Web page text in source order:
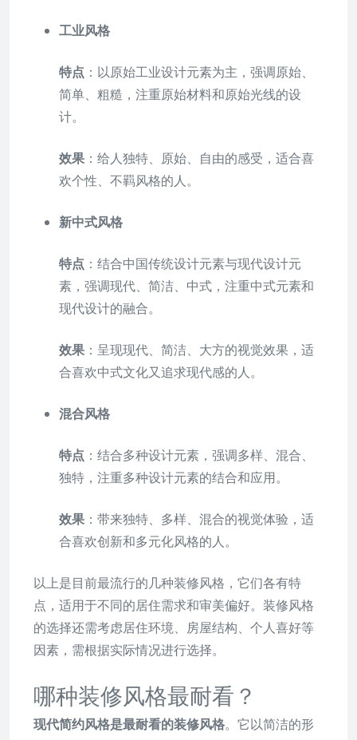
工业风格
特点 ：以原始工业设计元素为主，强调原始、
简单、粗糙，注重原始材料和原始光线的设
计。
效果 ：给人独特、原始、自由的感受，适合喜
欢个性、不羁风格的人。
新中式风格
特点 ：结合中国传统设计元素与现代设计元
素，强调现代、简洁、中式，注重中式元素和
现代设计的融合。
效果 ：呈现现代、简洁、大方的视觉效果，适
合喜欢中式文化又追求现代感的人。
混合风格
特点 ：结合多种设计元素，强调多样、混合、
独特，注重多种设计元素的结合和应用。
效果 ：带来独特、多样、混合的视觉体验，适
合喜欢创新和多元化风格的人。
以上是目前最流行的几种装修风格，它们各有特
点，适用于不同的居住需求和审美偏好。装修风格
的选择还需考虑居住环境、房屋结构、个人喜好等
因素，需根据实际情况进行选择。
哪种装修风格最耐看？
现代简约风格是最耐看的装修风格。它以简洁的形